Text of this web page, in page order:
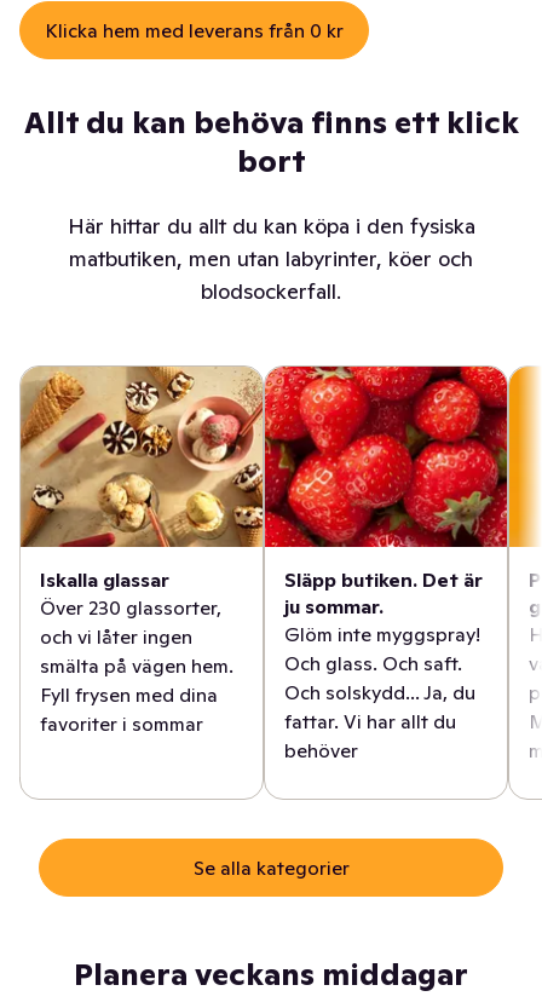
Klicka hem med leverans från 0 kr
Allt du kan behöva finns ett klick
bort
Här hittar du allt du kan köpa i den fysiska
matbutiken, men utan labyrinter, köer och
blodsockerfall.
Iskalla glassar
Över 230 glassorter,
och vi låter ingen
smälta på vägen hem.
Fyll frysen med dina
favoriter i sommar
Släpp butiken. Det är
ju sommar.
Glöm inte myggspray!
Och glass. Och saft.
Och solskydd... Ja, du
fattar. Vi har allt du
behöver
Se alla kategorier
Planera veckans middagar